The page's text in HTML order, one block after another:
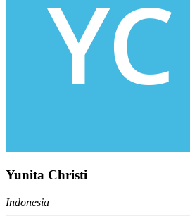
Yunita Christi
Indonesia